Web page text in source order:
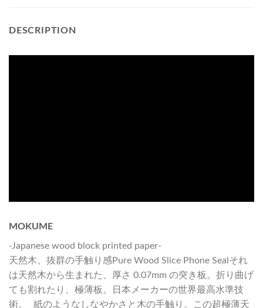
DESCRIPTION
MOKUME
-Japanese wood block printed paper-
天然木、抜群の手触り感Pure Wood Slice Phone Sealそれ
は天然木から生まれた、厚さ 0.07mm の突き板。折り曲げ
ても割れたり、極薄板。日本メーカーの世界最高水準技
術。 紙のようなしなやかさと木の手触り。この超極薄天